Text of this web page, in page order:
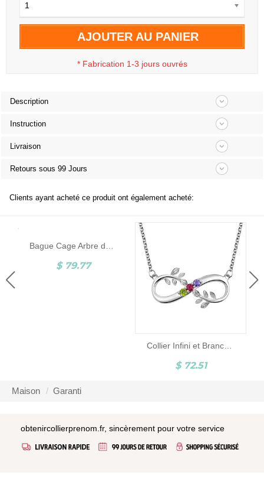
1
AJOUTER AU PANIER
* Fabrication 1-3 jours ouvrés
Description
Instruction
Livraison
Retours sous 99 Jours
Clients ayant acheté ce produit ont également acheté:
$ 79.77
Collier Infini et Branche-3 Pierres de Naissance-Argent
$ 72.51
Maison Garanti
obtenircollierprenom.fr, sincèrement pour votre service